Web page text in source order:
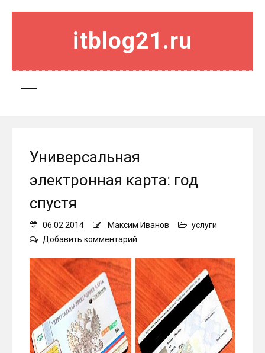
itblog21.ru
Универсальная
электронная карта: год
спустя
06.02.2014 Максим Иванов
услуги
Добавить комментарий
электронная
карта:
год
спустя